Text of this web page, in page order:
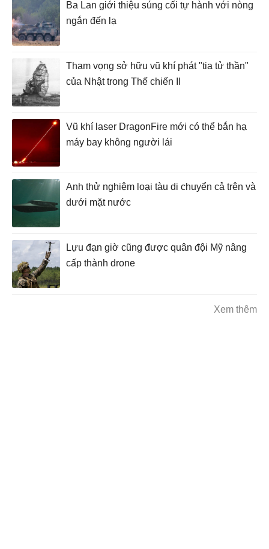
Ba Lan giới thiệu súng cối tự hành với nòng
ngắn đến lạ
Tham vọng sở hữu vũ khí phát "tia tử thần"
của Nhật trong Thế chiến II
Vũ khí laser DragonFire mới có thể bắn hạ
máy bay không người lái
Anh thử nghiệm loại tàu di chuyển cả trên và
dưới mặt nước
Lựu đạn giờ cũng được quân đội Mỹ nâng
cấp thành drone
Xem thêm